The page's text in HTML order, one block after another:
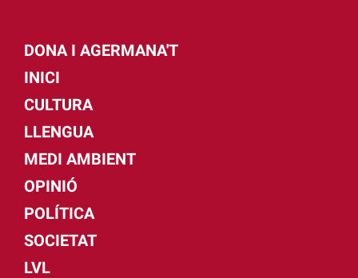
DONA I AGERMANA'T
INICI
CULTURA
LLENGUA
MEDI AMBIENT
OPINIÓ
POLÍTICA
SOCIETAT
LVL